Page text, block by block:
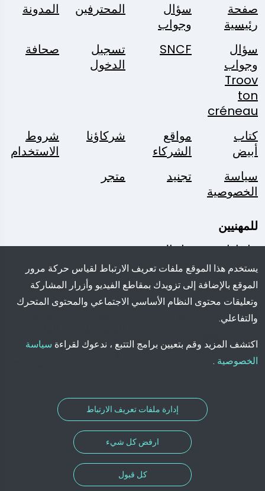
صفحة
رئيسية
سؤال
وجواب
المحترفين المدونة
سؤال
وجواب
Troov
ton
créneau
SNCF
تسجيل
الدخول
صحافة
كتاب
أبيض
مواقع
الشركاء
شركاؤنا
شروط
الاستخدام
سياسة
الخصوصية
تجنيد متجر
للمهنيين
حل إدارة
الممتلكات
المفقودة
حل الحجز
اتبعنا:
اكتب
المحمول
© COPYRIGHT 2026 - جميع الحقوق محفوظة لـ
يستخدم هذا الموقع ملفات تعريف الارتباط لقياس حركة مرور
الموقع بالإضافة إلى تزويدك بمقاطع الفيديو وأزرار المشاركة
وتعليقات محتوى النظام الأساسي الاجتماعي والمحتوى المتحرك
والتفاعلي.
اكتشف المزيد وقم بتعيين برامج التتبع ، ندعوك لقراءة سياسة
الخصوصية .
إدارة ملفات تعريف الارتباط
ارفض كل شيء
كل قبول